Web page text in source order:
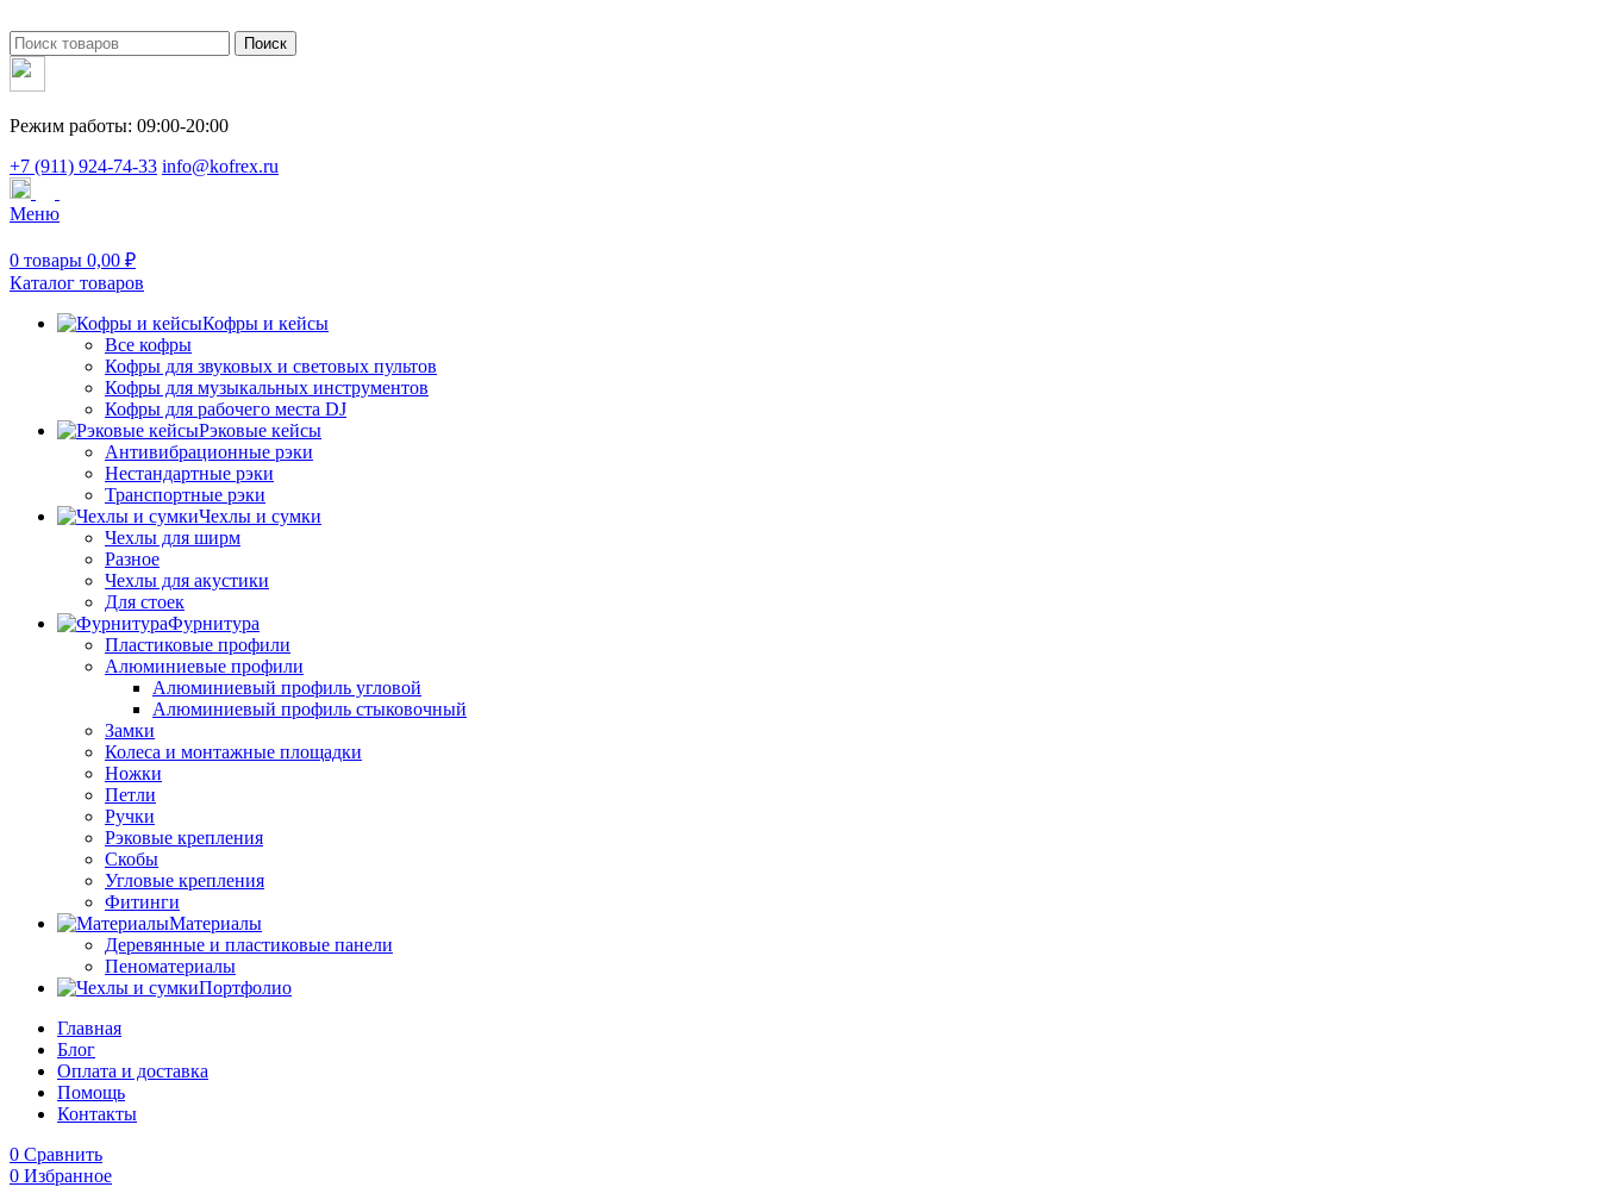
Поиск
Режим работы: 09:00-20:00
+7 (911) 924-74-33 info@kofrex.ru
Меню
0 товары 0,00 ₽
Каталог товаров
Кофры и кейсы
Все кофры
Кофры для звуковых и световых пультов
Кофры для музыкальных инструментов
Кофры для рабочего места DJ
Рэковые кейсы
Антивибрационные рэки
Нестандартные рэки
Транспортные рэки
Чехлы и сумки
Чехлы для ширм
Разное
Чехлы для акустики
Для стоек
Фурнитура
Пластиковые профили
Алюминиевые профили
Алюминиевый профиль угловой
Алюминиевый профиль стыковочный
Замки
Колеса и монтажные площадки
Ножки
Петли
Ручки
Рэковые крепления
Скобы
Угловые крепления
Фитинги
Материалы
Деревянные и пластиковые панели
Пеноматериалы
Портфолио
Главная
Блог
Оплата и доставка
Помощь
Контакты
0 Сравнить
0 Избранное